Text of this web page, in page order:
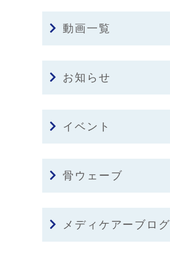
動画一覧
お知らせ
イベント
骨ウェーブ
メディケアーブログ